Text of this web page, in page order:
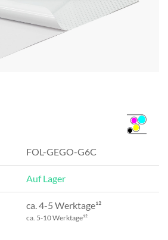
FOL-GEGO-G6C
Auf Lager
ca. 4-5 Werktage¹²
ca. 5-10 Werktage¹²